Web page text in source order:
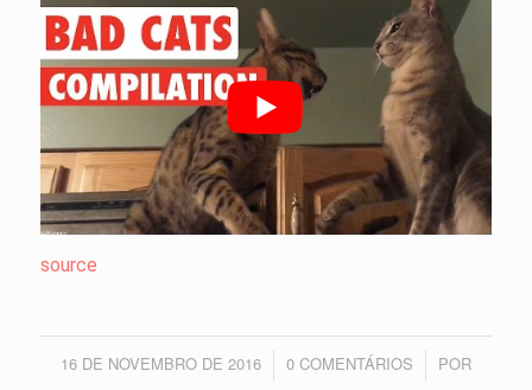
source
16 DE NOVEMBRO DE 2016
/ 0 COMENTÁRIOS
/ POR